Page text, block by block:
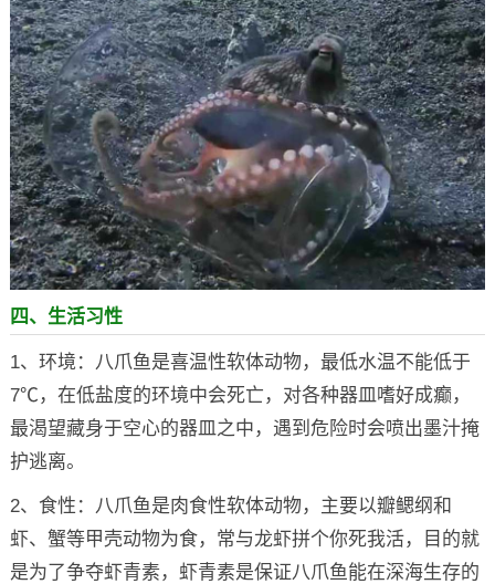
四、生活习性
1、环境：八爪鱼是喜温性软体动物，最低水温不能低于
7℃，在低盐度的环境中会死亡，对各种器皿嗜好成癫，
最渴望藏身于空心的器皿之中，遇到危险时会喷出墨汁掩
护逃离。
2、食性：八爪鱼是肉食性软体动物，主要以瓣鳃纲和
虾、蟹等甲壳动物为食，常与龙虾拼个你死我活，目的就
是为了争夺虾青素，虾青素是保证八爪鱼能在深海生存的